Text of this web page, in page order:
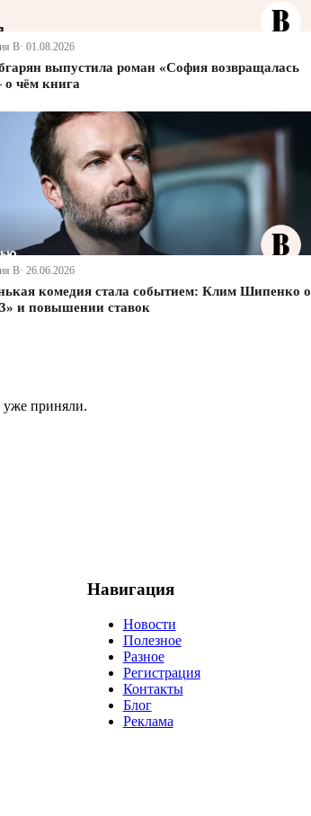
В· 01.08.2026
выпустила роман «София возвращалась
чём книга
В· 26.06.2026
комедия стала событием: Клим Шипенко о
и повышении ставок
уже приняли.
Навигация
Новости
Полезное
Разное
Регистрация
Контакты
Блог
Реклама